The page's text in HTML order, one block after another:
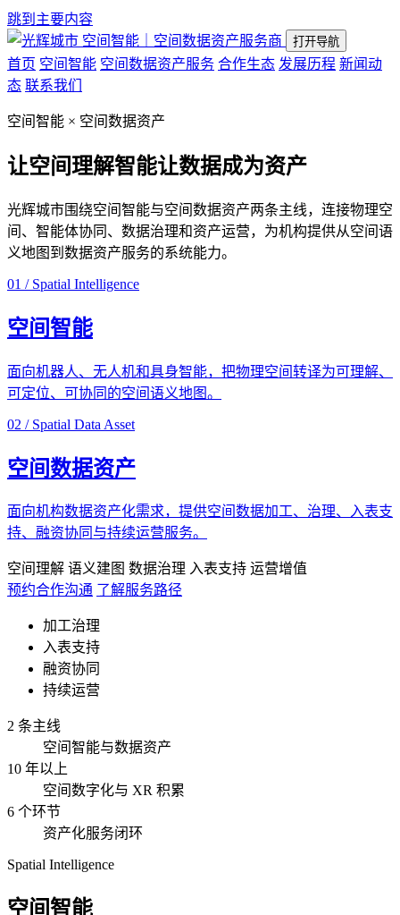
跳到主要内容
空间智能｜空间数据资产服务商
打开导航
首页 空间智能 空间数据资产服务 合作生态 发展历程 新闻动
态 联系我们
空间智能 × 空间数据资产
让空间理解智能让数据成为资产
光辉城市围绕空间智能与空间数据资产两条主线，连接物理空
间、智能体协同、数据治理和资产运营，为机构提供从空间语
义地图到数据资产服务的系统能力。
01 / Spatial Intelligence
空间智能
面向机器人、无人机和具身智能，把物理空间转译为可理解、
可定位、可协同的空间语义地图。
02 / Spatial Data Asset
空间数据资产
面向机构数据资产化需求，提供空间数据加工、治理、入表支
持、融资协同与持续运营服务。
空间理解 语义建图 数据治理 入表支持 运营增值
预约合作沟通 了解服务路径
加工治理
入表支持
融资协同
持续运营
2 条主线
空间智能与数据资产
10 年以上
空间数字化与 XR 积累
6 个环节
资产化服务闭环
Spatial Intelligence
空间智能